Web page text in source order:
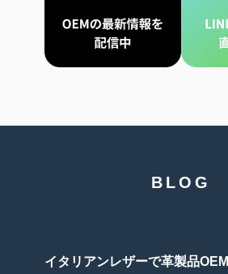
BLOG
イタリアンレザーで革製品